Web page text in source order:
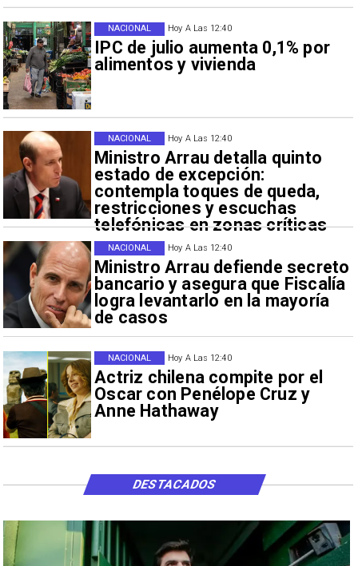
Hoy A Las 12:40
IPC de julio aumenta 0,1% por
alimentos y vivienda
NACIONAL
Hoy A Las 12:40
Ministro Arrau detalla quinto
estado de excepción:
contempla toques de queda,
restricciones y escuchas
telefónicas en zonas críticas
NACIONAL
Hoy A Las 12:40
Ministro Arrau defiende secreto
bancario y asegura que Fiscalía
logra levantarlo en la mayoría
de casos
NACIONAL
Hoy A Las 12:40
Actriz chilena compite por el
Oscar con Penélope Cruz y
Anne Hathaway
NACIONAL
DESTACADOS